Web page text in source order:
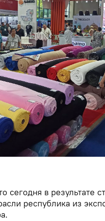
сегодня в результате
республика из